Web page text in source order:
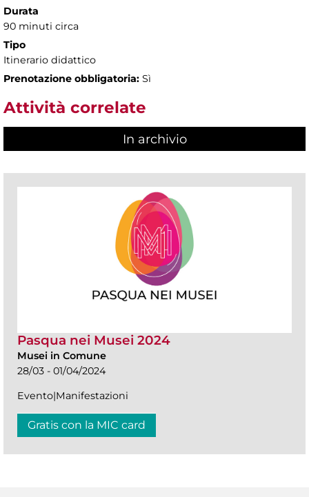
Durata
90 minuti circa
Tipo
Itinerario didattico
Prenotazione obbligatoria: Sì
Attività correlate
In archivio
Pasqua nei Musei 2024
Musei in Comune
28/03 - 01/04/2024
Evento|Manifestazioni
Gratis con la MIC card